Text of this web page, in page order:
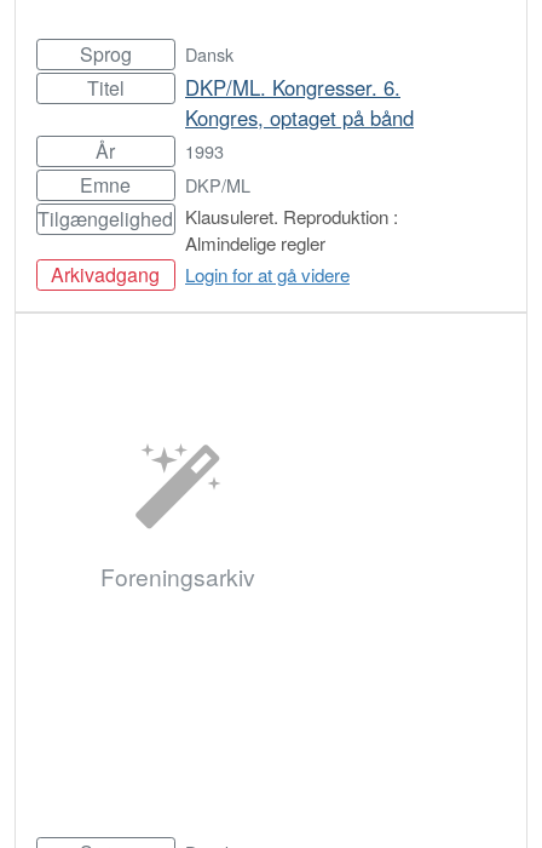
Sprog Dansk
Titel
DKP/ML. Kongresser. 6.
Kongres, optaget på bånd
År 1993
Emne DKP/ML
Tilgængelighed Klausuleret. Reproduktion :
Almindelige regler
Arkivadgang Login for at gå videre
Bestil
Foreningsarkiv